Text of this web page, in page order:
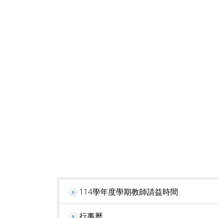
114學年度學期教師請益時間